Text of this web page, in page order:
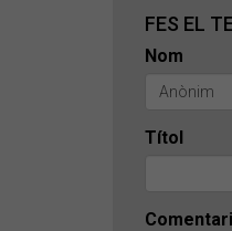
FES EL
Nom
Títol
Comentari